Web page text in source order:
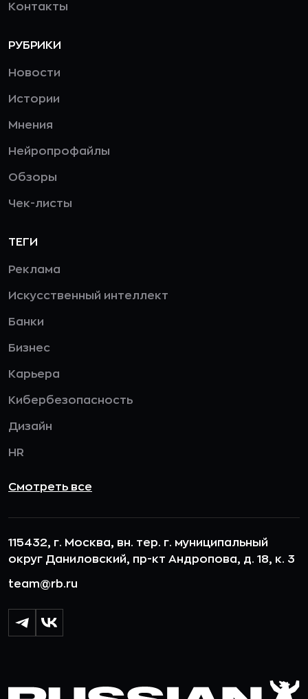
Контакты
РУБРИКИ
Новости
Истории
Мнения
Нейропрофайлы
Обзоры
Чек-листы
ТЕГИ
Реклама
Искусственный интеллект
Банки
Бизнес
Карьера
Кибербезопасность
Дизайн
HR
Смотреть все
115432, г. Москва, вн. тер. г. муниципальный
округ Даниловский, пр-кт Андропова, д. 18, к. 3
team@rb.ru